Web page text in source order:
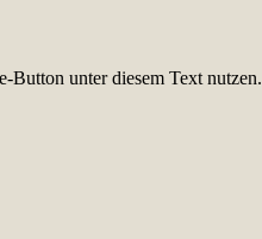
Button unter diesem Text nutzen.